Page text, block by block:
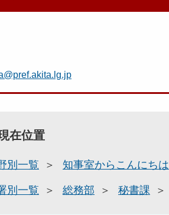
在位置
別一覧 知事室からこんにちは
別一覧 総務部 秘書課